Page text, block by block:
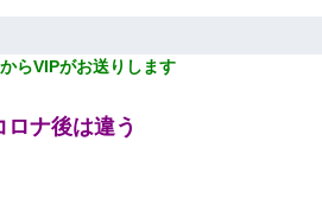
らVIPがお送りします
ナ後は違う